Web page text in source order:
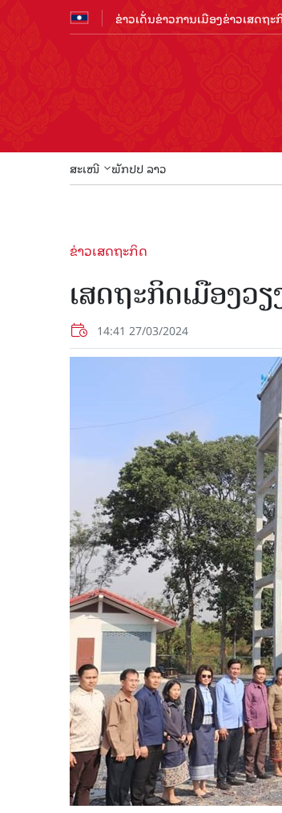
ຂ່າວເດັ່ນຂ່າວການເມືອງຂ່າວເສດຖະ
ສະເໜີ ພັກປປ ລາວ
ຂ່າວເສດຖະກິດ
ເສດຖະກິດເມືອງວ
14:41 27/03/2024